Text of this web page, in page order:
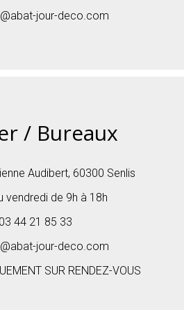
jour-deco.com
/ Bureaux
Audibert, 60300 Senlis
vendredi de 9h à 18h
03 44 21 85 33
jour-deco.com
SUR RENDEZ-VOUS